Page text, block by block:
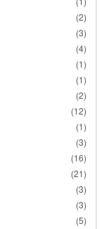
(2)
(3)
(4)
(1)
(1)
(2)
(12)
(1)
(3)
(16)
(21)
(3)
(3)
(5)